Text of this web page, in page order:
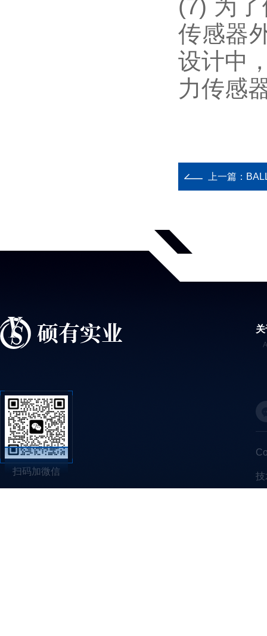
(7) 为
传感器
设计中
力传感
上一篇：
扫码加微信 技